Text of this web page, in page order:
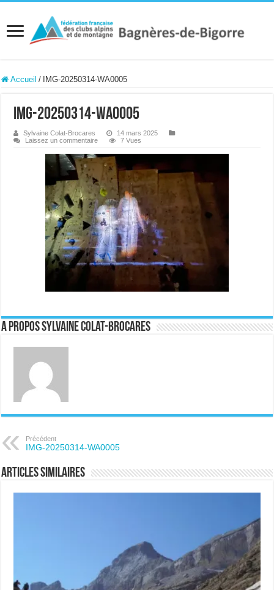
Accueil / IMG-20250314-WA0005
IMG-20250314-WA0005
Sylvaine Colat-Brocares
14 mars 2025
Laissez un commentaire
7 Vues
A propos Sylvaine Colat-Brocares
Précédent
IMG-20250314-WA0005
Articles similaires